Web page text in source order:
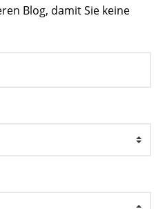
Blog, damit Sie keine